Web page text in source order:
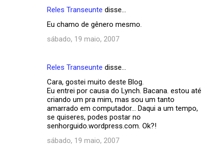
Reles Transeunte disse…
Eu chamo de gênero mesmo.
sábado, 19 maio, 2007
Reles Transeunte disse…
Cara, gostei muito deste Blog.
Eu entrei por causa do Lynch. Bacana. estou até
criando um pra mim, mas sou um tanto
amarrado em computador... Daqui a um tempo,
se quiseres, podes postar no
senhorguido.wordpress.com. Ok?!
sábado, 19 maio, 2007